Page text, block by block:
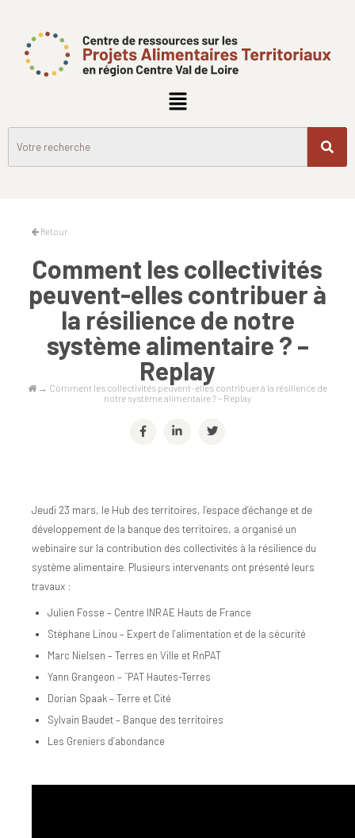
Retour
Comment les collectivités
peuvent-elles contribuer à
la résilience de notre
système alimentaire ? –
Replay
→ Comment les collectivités peuvent-elles contribuer à la résilience de
notre système alimentaire ? – Replay
Jeudi 23 mars, le Hub des territoires, l’espace d’échange et de
développement de la banque des territoires, a organisé un
webinaire sur la contribution des collectivités à la résilience du
système alimentaire. Plusieurs intervenants ont présenté leurs
travaux :
Julien Fosse – Centre INRAE Hauts de France
Stéphane Linou – Expert de l’alimentation et de la sécurité
Marc Nielsen – Terres en Ville et RnPAT
Yann Grangeon – ¨PAT Hautes-Terres
Dorian Spaak – Terre et Cité
Sylvain Baudet – Banque des territoires
Les Greniers d’abondance